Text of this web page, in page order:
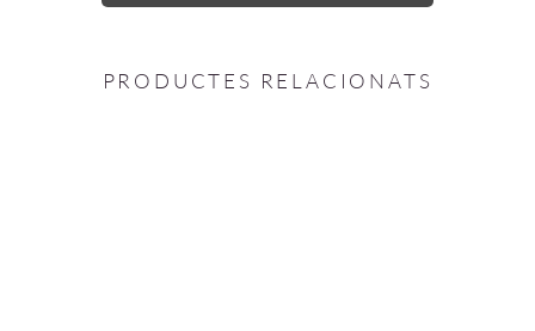
PRODUCTES RELACIONATS